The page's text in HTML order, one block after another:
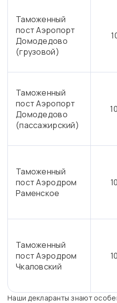
Таможенный
пост Аэропорт
Домодедово
(грузовой)
Таможенный
пост Аэропорт
Домодедово
(пассажирский)
Таможенный
пост Аэродром
Раменское
Таможенный
пост Аэродром
Чкаловский
Наши декларанты знают